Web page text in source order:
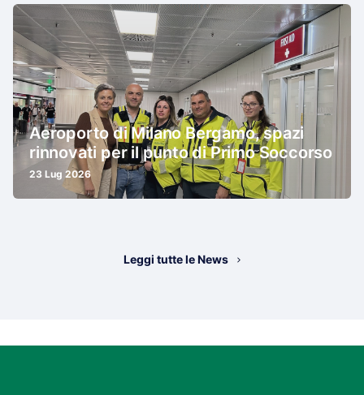
Aeroporto di Milano Bergamo, spazi
rinnovati per il punto di Primo Soccorso
23 Lug 2026
Leggi tutte le News